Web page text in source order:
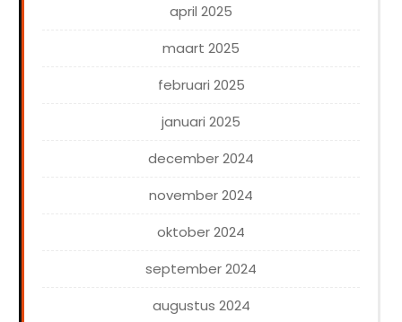
april 2025
maart 2025
februari 2025
januari 2025
december 2024
november 2024
oktober 2024
september 2024
augustus 2024